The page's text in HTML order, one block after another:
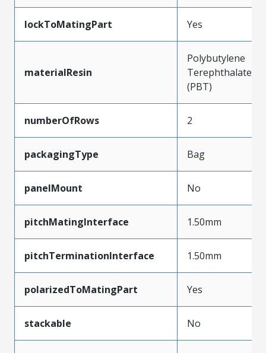
lockToMatingPart Yes
materialResin
Polybutylene
Terephthalate
(PBT)
numberOfRows 2
packagingType Bag
panelMount No
pitchMatingInterface 1.50mm
pitchTerminationInterface 1.50mm
polarizedToMatingPart Yes
stackable No